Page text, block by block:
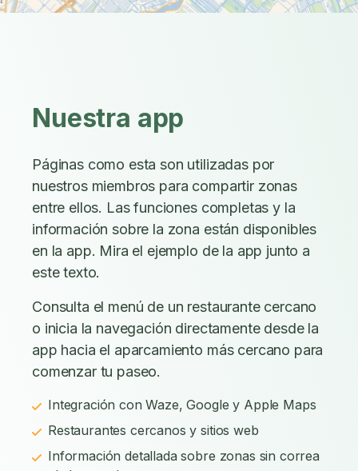
Nuestra app
Páginas como esta son utilizadas por
nuestros miembros para compartir zonas
entre ellos. Las funciones completas y la
información sobre la zona están disponibles
en la app. Mira el ejemplo de la app junto a
este texto.
Consulta el menú de un restaurante cercano
o inicia la navegación directamente desde la
app hacia el aparcamiento más cercano para
comenzar tu paseo.
Integración con Waze, Google y Apple Maps
Restaurantes cercanos y sitios web
Información detallada sobre zonas sin correa